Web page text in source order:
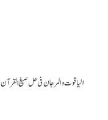
Al Yaqoot wal Marjaan Urdu PDF الیاقوت والمرجان فی حل صیغ القرآن